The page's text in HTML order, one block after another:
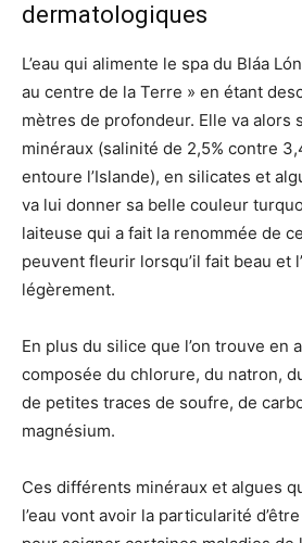
dermatologiques
L’eau qui alimente le spa du Bláa
au centre de la Terre » en étant
mètres de profondeur. Elle va alors
minéraux (salinité de 2,5% contre
entoure l’Islande), en silicates et
va lui donner sa belle couleur
laiteuse qui a fait la renommée de
peuvent fleurir lorsqu’il fait beau et
légèrement.
En plus du silice que l’on trouve en
composée du chlorure, du natron,
de petites traces de soufre, de
magnésium.
Ces différents minéraux et algues
l’eau vont avoir la particularité